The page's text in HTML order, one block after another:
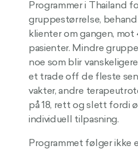
Programmer i Thailand
gruppestørrelse,
klienter om gangen,
pasienter. Mindre
noe som blir
et trade off de fleste
vakter, andre
på 18, rett og slett fordi
individuell tilpasning.
Programmet følger ikke